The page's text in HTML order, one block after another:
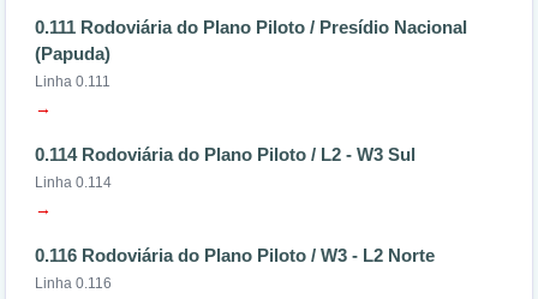
0.111 Rodoviária do Plano Piloto / Presídio Nacional
(Papuda)
Linha 0.111
→
0.114 Rodoviária do Plano Piloto / L2 - W3 Sul
Linha 0.114
→
0.116 Rodoviária do Plano Piloto / W3 - L2 Norte
Linha 0.116